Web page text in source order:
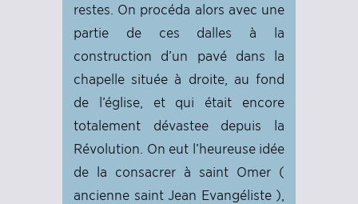
restes. On procéda alors avec une
partie de ces dalles à la
construction d’un pavé dans la
chapelle située à droite, au fond
de l’église, et qui était encore
totalement dévastee depuis la
Révolution. On eut l’heureuse idée
de la consacrer à saint Omer (
ancienne saint Jean Evangéliste ),